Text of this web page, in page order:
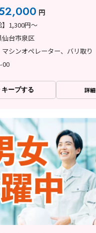
円
】1,300円～
仙台市泉区
シンオペレーター、バリ取り
00
キープする 詳